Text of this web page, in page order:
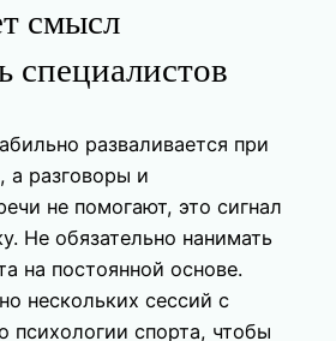
смысл
специалистов
разваливается при
разговоры и
не помогают, это сигнал
Не обязательно нанимать
на постоянной основе.
нескольких сессий с
психологии спорта, чтобы